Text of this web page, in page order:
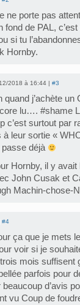
ne porte pas
fond de PAL,
si tu
Hornby.
2018 à 16:44 | #3
quand j’achète
lu…. #shame
c’est surtout par
à leur sortie «
déjà
Hornby, il y
John Cusak et
Machin-chose-
#4
ça que je mets
voir si je
mois suffisent
parfois pour
d’avis
vu Coup de